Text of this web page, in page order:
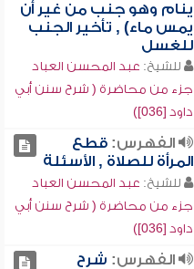
ينام وهو جنب من غير أن
يمس ماء) , تأخير الجنب
للغسل
للشيخ: عبد المحسن العباد
جزء من محاضرة ( شرح سنن أبي
داود [036])
الفهرس:قطع
المرأة للصلاة , الأسئلة
للشيخ: عبد المحسن العباد
جزء من محاضرة ( شرح سنن أبي
داود [036])
الفهرس: شرح